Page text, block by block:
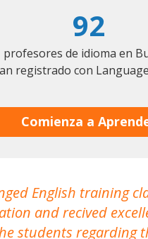
92
profesores de idioma en
registrado con
Comienza a
English training
and recived
students regarding